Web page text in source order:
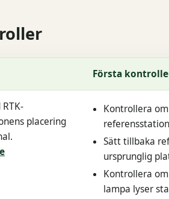
Första
placering
Kontrollera om
Sätt tillbaka
ursprunglig
Kontrollera
lampa lyser